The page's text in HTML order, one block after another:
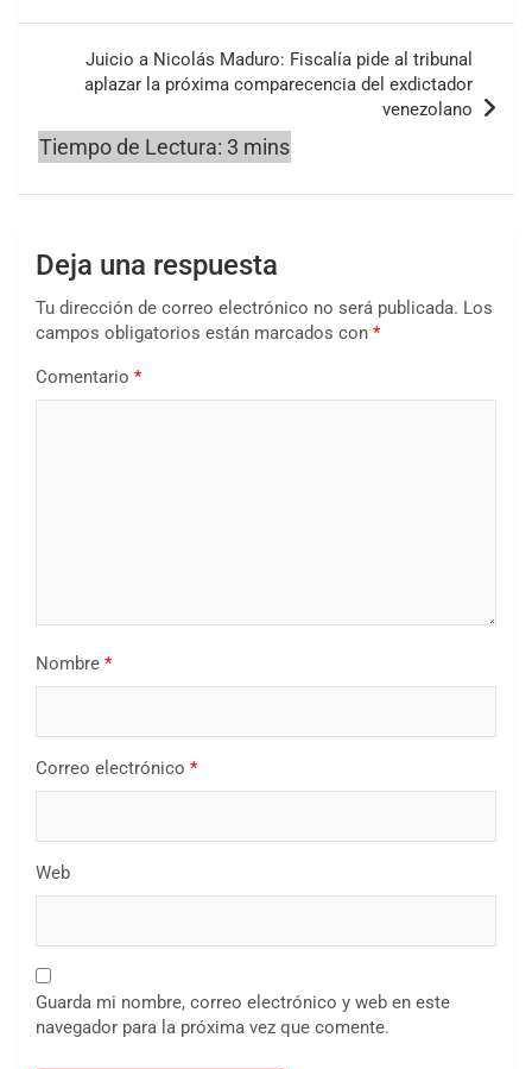
Juicio a Nicolás Maduro: Fiscalía pide al tribunal
aplazar la próxima comparecencia del exdictador
venezolano
Deja una respuesta
Tu dirección de correo electrónico no será publicada. Los
campos obligatorios están marcados con *
Comentario *
Nombre *
Correo electrónico *
Web
Guarda mi nombre, correo electrónico y web en este
navegador para la próxima vez que comente.